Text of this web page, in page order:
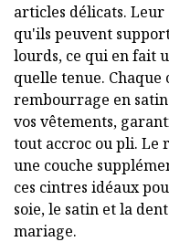
articles délicats.
qu'ils peuvent
lourds, ce qui en fait
quelle tenue.
rembourrage en
vos vêtements,
tout accroc ou pli. Le
une couche
ces cintres idéaux
soie, le satin et la
mariage.